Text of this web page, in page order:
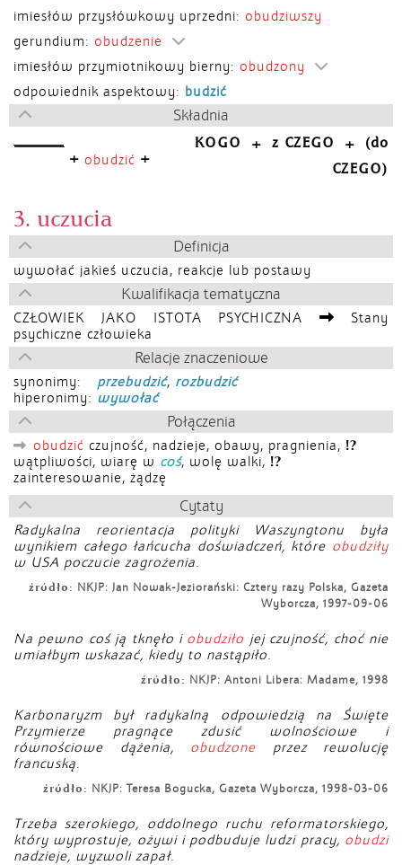
imiesłów przysłówkowy uprzedni: obudziwszy
gerundium: obudzenie
imiesłów przymiotnikowy bierny: obudzony
odpowiednik aspektowy: budzić
Składnia
+ obudzić +
KOGO + z CZEGO +
(do
CZEGO)
3. uczucia
Definicja
wywołać jakieś uczucia, reakcje lub postawy
Kwalifikacja tematyczna
CZŁOWIEK JAKO ISTOTA PSYCHICZNA
Stany
psychiczne człowieka
Relacje znaczeniowe
synonimy: przebudzić, rozbudzić
hiperonimy: wywołać
Połączenia
obudzić czujność, nadzieje, obawy, pragnienia, !?
wątpliwości, wiarę w coś, wolę walki, !?
zainteresowanie, żądzę
Cytaty
Radykalna reorientacja polityki Waszyngtonu była
wynikiem całego łańcucha doświadczeń, które obudziły
w USA poczucie zagrożenia.
źródło: NKJP: Jan Nowak-Jeziorański: Cztery razy Polska, Gazeta
Wyborcza, 1997-09-06
Na pewno coś ją tknęło i obudziło jej czujność, choć nie
umiałbym wskazać, kiedy to nastąpiło.
źródło: NKJP: Antoni Libera: Madame, 1998
Karbonaryzm był radykalną odpowiedzią na Święte
Przymierze pragnące zdusić wolnościowe i
równościowe dążenia, obudzone przez rewolucję
francuską.
źródło: NKJP: Teresa Bogucka, Gazeta Wyborcza, 1998-03-06
Trzeba szerokiego, oddolnego ruchu reformatorskiego,
który wyprostuje, ożywi i podbuduje ludzi pracy, obudzi
nadzieje, wyzwoli zapał.